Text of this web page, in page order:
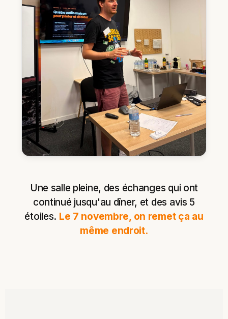
Une salle pleine, des échanges qui ont
continué jusqu'au dîner, et des avis 5
étoiles. Le 7 novembre, on remet ça au
même endroit.